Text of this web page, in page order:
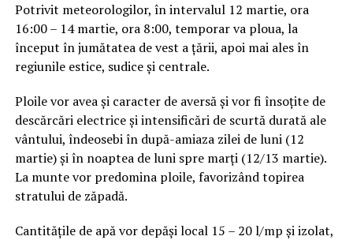
Potrivit meteorologilor, în intervalul 12 martie, ora
16:00 – 14 martie, ora 8:00, temporar va ploua, la
început în jumătatea de vest a ţării, apoi mai ales în
regiunile estice, sudice şi centrale.
Ploile vor avea şi caracter de aversă şi vor fi însoţite de
descărcări electrice şi intensificări de scurtă durată ale
vântului, îndeosebi în după-amiaza zilei de luni (12
martie) şi în noaptea de luni spre marţi (12/13 martie).
La munte vor predomina ploile, favorizând topirea
stratului de zăpadă.
Cantităţile de apă vor depăşi local 15 – 20 l/mp şi izolat,